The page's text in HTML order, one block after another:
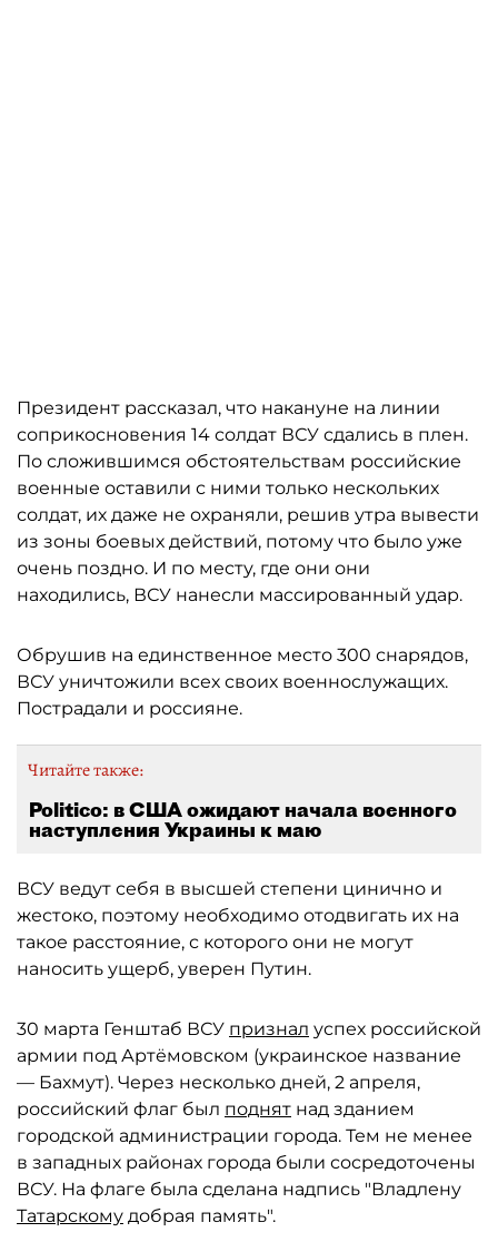
Президент рассказал, что накануне на линии
соприкосновения 14 солдат ВСУ сдались в плен.
По сложившимся обстоятельствам российские
военные оставили с ними только нескольких
солдат, их даже не охраняли, решив утра вывести
из зоны боевых действий, потому что было уже
очень поздно. И по месту, где они они
находились, ВСУ нанесли массированный удар.
Обрушив на единственное место 300 снарядов,
ВСУ уничтожили всех своих военнослужащих.
Пострадали и россияне.
Читайте также:
Politico: в США ожидают начала военного
наступления Украины к маю
ВСУ ведут себя в высшей степени цинично и
жестоко, поэтому необходимо отодвигать их на
такое расстояние, с которого они не могут
наносить ущерб, уверен Путин.
30 марта Генштаб ВСУ признал успех российской
армии под Артёмовском (украинское название
— Бахмут). Через несколько дней, 2 апреля,
российский флаг был поднят над зданием
городской администрации города. Тем не менее
в западных районах города были сосредоточены
ВСУ. На флаге была сделана надпись "Владлену
Татарскому добрая память".